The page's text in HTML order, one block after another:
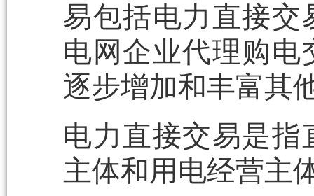
易包括电力直接交
电网企业代理购
逐步增加和丰富其
电力直接交易是
主体和用电经营主